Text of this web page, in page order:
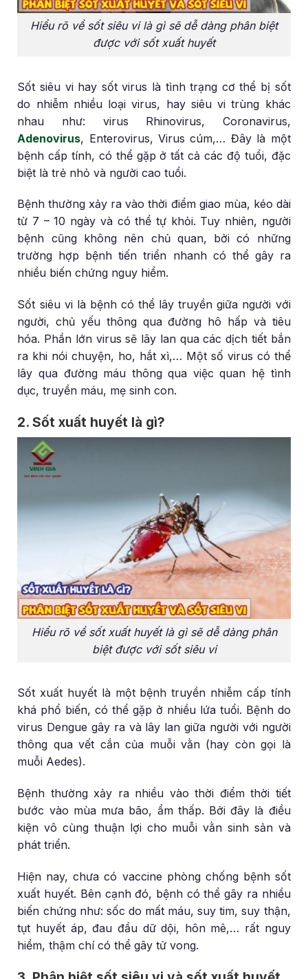
Hiểu rõ về sốt siêu vi là gì sẽ dễ dàng phân biệt
được với sốt xuất huyết
Sốt siêu vi hay sốt virus là tình trạng cơ thể bị sốt
do nhiễm nhiều loại virus, hay siêu vi trùng khác
nhau như: virus Rhinovirus, Coronavirus,
Adenovirus, Enterovirus, Virus cúm,… Đây là một
bệnh cấp tính, có thể gặp ở tất cả các độ tuổi, đặc
biệt là trẻ nhỏ và người cao tuổi.
Bệnh thường xảy ra vào thời điểm giao mùa, kéo dài
từ 7 – 10 ngày và có thể tự khỏi. Tuy nhiên, người
bệnh cũng không nên chủ quan, bởi có những
trường hợp bệnh tiến triển nhanh có thể gây ra
nhiều biến chứng nguy hiểm.
Sốt siêu vi là bệnh có thể lây truyền giữa người với
người, chủ yếu thông qua đường hô hấp và tiêu
hóa. Phần lớn virus sẽ lây lan qua các dịch tiết bắn
ra khi nói chuyện, ho, hắt xì,… Một số virus có thể
lây qua đường máu thông qua việc quan hệ tình
dục, truyền máu, mẹ sinh con.
2. Sốt xuất huyết là gì?
Hiểu rõ về sốt xuất huyết là gì sẽ dễ dàng phân
biệt được với sốt siêu vi
Sốt xuất huyết là một bệnh truyền nhiễm cấp tính
khá phổ biến, có thể gặp ở nhiều lứa tuổi. Bệnh do
virus Dengue gây ra và lây lan giữa người với người
thông qua vết cắn của muỗi vằn (hay còn gọi là
muỗi Aedes).
Bệnh thường xảy ra nhiều vào thời điểm thời tiết
bước vào mùa mưa bão, ẩm thấp. Bởi đây là điều
kiện vô cùng thuận lợi cho muỗi vằn sinh sản và
phát triển.
Hiện nay, chưa có vaccine phòng chống bệnh sốt
xuất huyết. Bên cạnh đó, bệnh có thể gây ra nhiều
biến chứng như: sốc do mất máu, suy tim, suy thận,
tụt huyết áp, đau đầu dữ dội, hôn mê,… rất nguy
hiểm, thậm chí có thể gây tử vong.